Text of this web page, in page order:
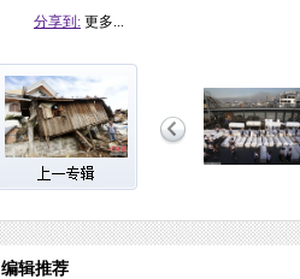
分享到: 更多...
编辑推荐